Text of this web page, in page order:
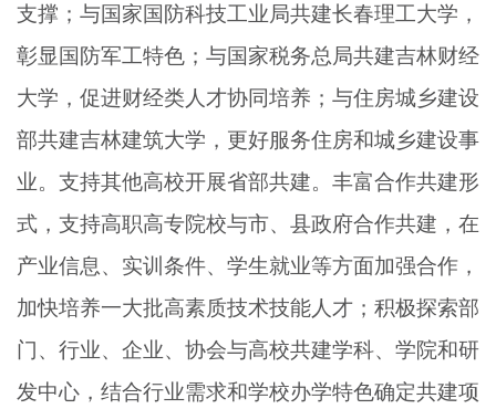
支撑；与国家国防科技工业局共建长春理工大学，
彰显国防军工特色；与国家税务总局共建吉林财经
大学，促进财经类人才协同培养；与住房城乡建设
部共建吉林建筑大学，更好服务住房和城乡建设事
业。支持其他高校开展省部共建。丰富合作共建形
式，支持高职高专院校与市、县政府合作共建，在
产业信息、实训条件、学生就业等方面加强合作，
加快培养一大批高素质技术技能人才；积极探索部
门、行业、企业、协会与高校共建学科、学院和研
发中心，结合行业需求和学校办学特色确定共建项